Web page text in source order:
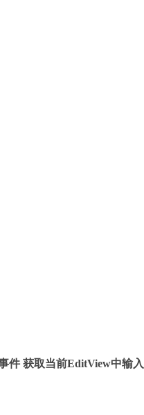
件 获取当前EditView中输